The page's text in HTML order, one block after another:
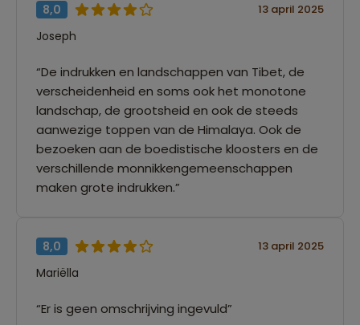
8,0 13 april 2025
Joseph
“De indrukken en landschappen van Tibet, de
verscheidenheid en soms ook het monotone
landschap, de grootsheid en ook de steeds
aanwezige toppen van de Himalaya. Ook de
bezoeken aan de boedistische kloosters en de
verschillende monnikkengemeenschappen
maken grote indrukken.”
8,0 13 april 2025
Mariëlla
“Er is geen omschrijving ingevuld”